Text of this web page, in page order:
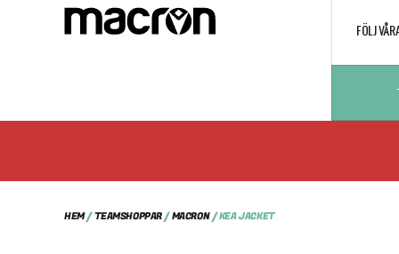
FÖLJ
HEM/TEAMSHOPPAR/MACRON/ KEA JACKET